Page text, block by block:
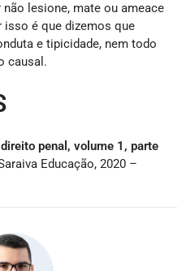
lesione, mate ou ameace
isso é que dizemos que
e tipicidade, nem todo
causal.
penal, volume 1, parte
Educação, 2020 –